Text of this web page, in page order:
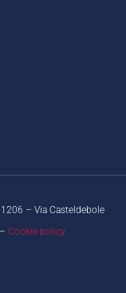
– Via Casteldebole
Cookie policy